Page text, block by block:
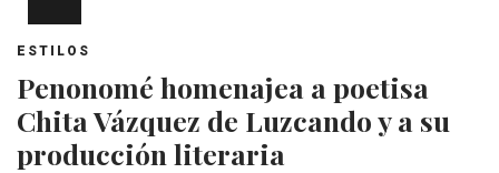
ESTILOS
Penonomé homenajea a poetisa
Chita Vázquez de Luzcando y a su
producción literaria